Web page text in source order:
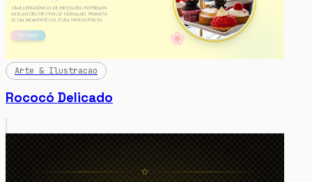
Arte & Ilustracao
Rococó Delicado